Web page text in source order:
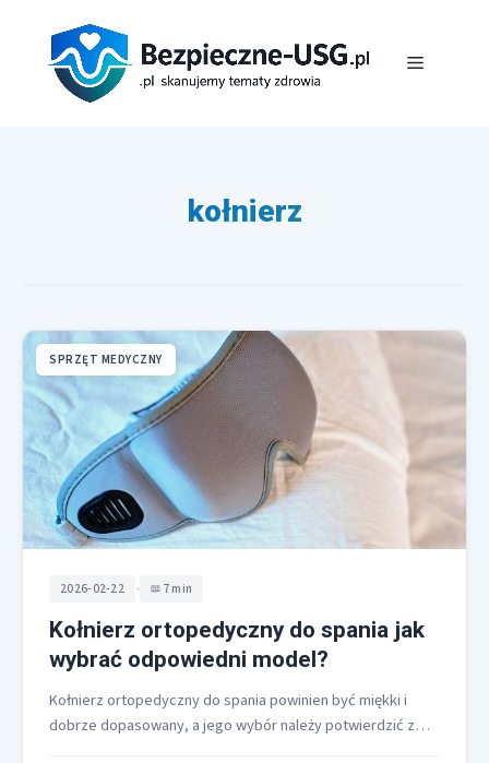
Menu
kołnierz
SPRZĘT MEDYCZNY
2026-02-22 • 7 min
Kołnierz ortopedyczny do spania jak
wybrać odpowiedni model?
Kołnierz ortopedyczny do spania powinien być miękki i
dobrze dopasowany, a jego wybór należy potwierdzić z